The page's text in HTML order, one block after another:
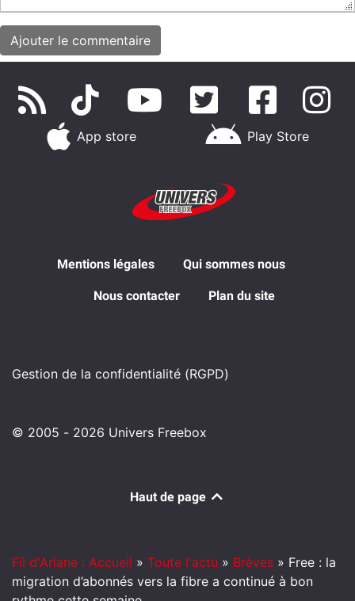
App store Play Store
Mentions légales Qui sommes nous
Nous contacter Plan du site
Gestion de la confidentialité (RGPD)
© 2005 - 2026 Univers Freebox
Haut de page
Fil d'Ariane : Accueil » Toute l'actu » Brèves » Free : la
migration d’abonnés vers la fibre a continué à bon